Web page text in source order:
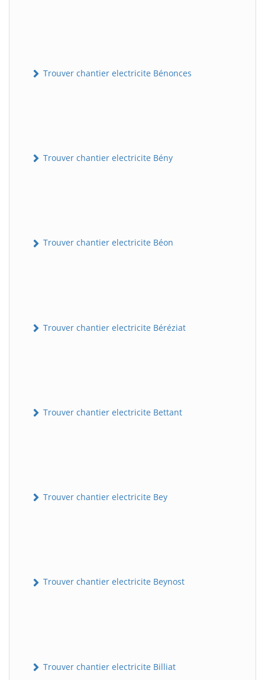
Trouver chantier electricite Bénonces
Trouver chantier electricite Bény
Trouver chantier electricite Béon
Trouver chantier electricite Béréziat
Trouver chantier electricite Bettant
Trouver chantier electricite Bey
Trouver chantier electricite Beynost
Trouver chantier electricite Billiat